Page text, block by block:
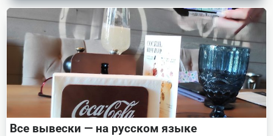
Все вывески — на русском языке